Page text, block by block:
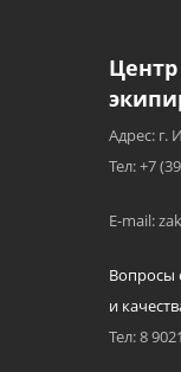
Адрес: г.
Тел: +7
E-mail:
Вопросы
и
Тел: 8